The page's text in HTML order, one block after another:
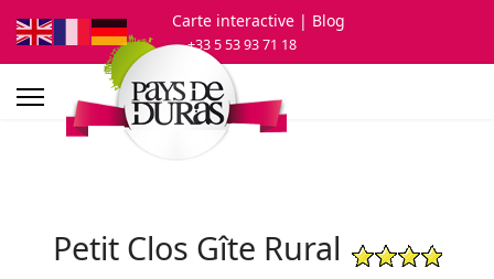
Carte interactive| Blog
+33 5 53 93 71 18
Petit Clos Gîte Rural